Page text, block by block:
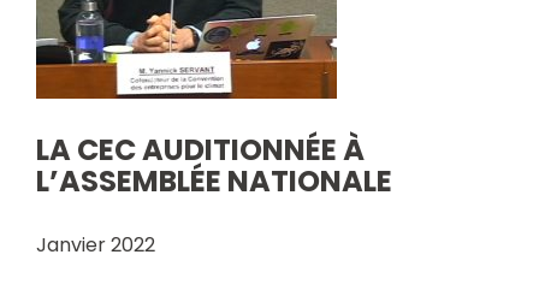
LA CEC AUDITIONNÉE À
L’ASSEMBLÉE NATIONALE
Janvier 2022